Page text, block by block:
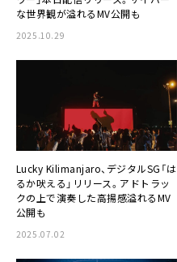
な世界観が溢れるMV公開も
2025.10.29
Lucky Kilimanjaro、デジタルSG「は
るか吠える」リリース。アドトラッ
クの上で演奏した高揚感溢れるMV
公開も
2025.07.02